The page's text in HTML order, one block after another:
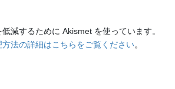
減するために Akismet を使っています。
法の詳細はこちらをご覧ください。